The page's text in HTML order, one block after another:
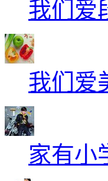
我们爱
我们爱
家有小